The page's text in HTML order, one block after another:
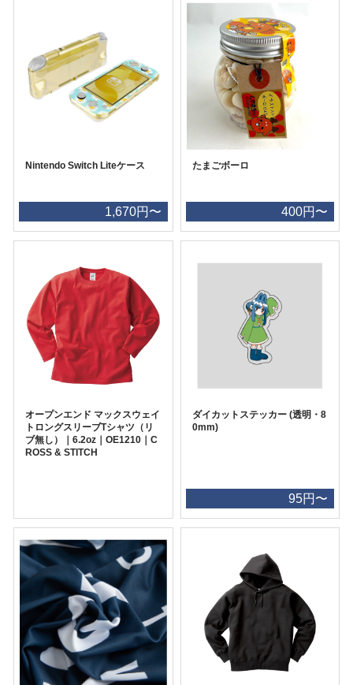
Nintendo Switch Liteケース
1,670円〜
たまごボーロ
400円〜
オープンエンド マックスウェイ
トロングスリーブTシャツ（リ
ブ無し）｜6.2oz｜OE1210｜C
ROSS & STITCH
ダイカットステッカー (透明・8
0mm)
95円〜